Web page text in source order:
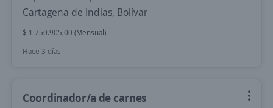
Cartagena de Indias, Bolívar
$ 1.750.905,00 (Mensual)
Hace 3 días
Coordinador/a de carnes